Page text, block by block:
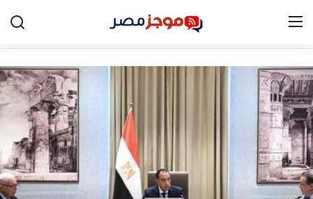
الرئيسية
مصر
الخليج
العالم